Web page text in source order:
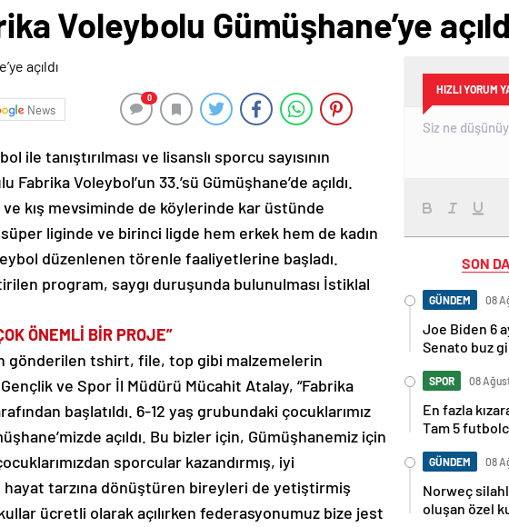
Voleybolu Gümüşhane’ye
News
0
ile tanıştırılması ve lisanslı sporcu sayısının
Voleybol’un 33.’sü Gümüşhane’de açıldı.
ve kış mevsiminde de köylerinde kar üstünde
liginde ve birinci ligde hem erkek hem de kadın
düzenlenen törenle faaliyetlerine başladı.
program, saygı duruşunda bulunulması İstiklal
ÖNEMLİ BİR PROJE”
gönderilen tshirt, file, top gibi malzemelerin
ve Spor İl Müdürü Mücahit Atalay, “Fabrika
başlatıldı. 6-12 yaş grubundaki çocuklarımız
açıldı. Bu bizler için, Gümüşhanemiz için
sporcular kazandırmış, iyi
tarzına dönüştüren bireyleri de yetiştirmiş
ücretli olarak açılırken federasyonumuz bize jest
HIZLI YORUM
SON
GÜNDEM 08
Joe Biden 6
Senato buz
SPOR 08
En fazla
Tam 5
GÜNDEM 08
Norweç
oluşan özel